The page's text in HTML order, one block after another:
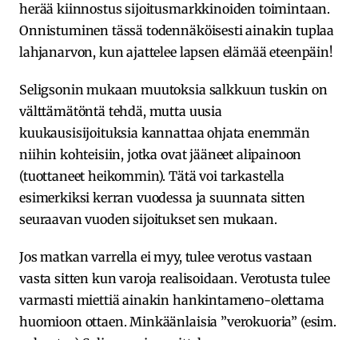
herää kiinnostus sijoitusmarkkinoiden toimintaan.
Onnistuminen tässä todennäköisesti ainakin tuplaa
lahjanarvon, kun ajattelee lapsen elämää eteenpäin!
Seligsonin mukaan muutoksia salkkuun tuskin on
välttämätöntä tehdä, mutta uusia
kuukausisijoituksia kannattaa ohjata enemmän
niihin kohteisiin, jotka ovat jääneet alipainoon
(tuottaneet heikommin). Tätä voi tarkastella
esimerkiksi kerran vuodessa ja suunnata sitten
seuraavan vuoden sijoitukset sen mukaan.
Jos matkan varrella ei myy, tulee verotus vastaan
vasta sitten kun varoja realisoidaan. Verotusta tulee
varmasti miettiä ainakin hankintameno-olettama
huomioon ottaen. Minkäänlaisia ”verokuoria” (esim.